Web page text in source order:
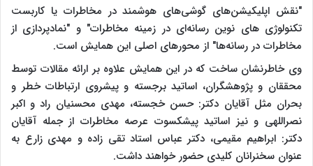
"نقش اپلیکیشن‌های گوشی‌های هوشمند در مخاطرات یا کاربست
تکنولوژی های نوین رسانه‌ای در زمینه مخاطرات" و "نمادپردازی از
مخاطرات در رسانه‌ها" از محورهای اصلی این همایش است.
وی خاطرنشان ساخت که در این همایش علاوه بر ارائه مقالات توسط
محققان و پژوهشگران، اساتید برجسته و پیشروی ارتباطات خطر و
بحران مثل آقایان دکتر: حسن خجسته، مهدی محسنیان راد و اکبر
نصراللهی و نیز اساتید پیشکسوت عرصه مخاطرات از جمله آقایان
دکتر: ابراهیم مقیمی، دکتر عباس استاد تقی زاده و مهدی زارع به
عنوان سخنرانان کلیدی حضور خواهند داشت.